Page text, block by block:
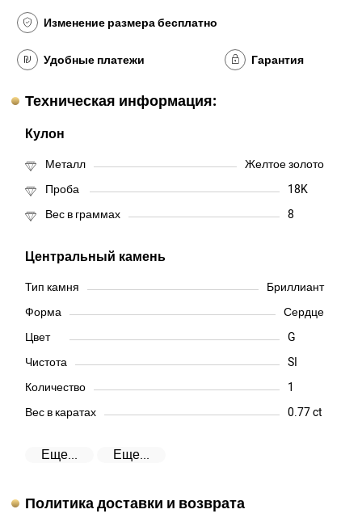
Изменение размера бесплатно
Удобные платежи Гарантия
Техническая информация:
Кулон
Металл
Желтое золото
Проба
18K
Вес в граммах
8
Центральный камень
Тип камня
Бриллиант
Форма
Сердце
Цвет
G
Чистота
SI
Количество
1
Вес в каратах
0.77 ct
Еще... Еще...
Политика доставки и возврата